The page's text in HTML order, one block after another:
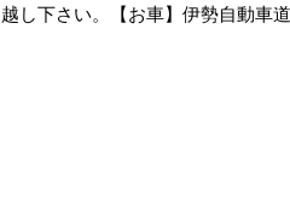
し下さい。【お車】伊勢自動車